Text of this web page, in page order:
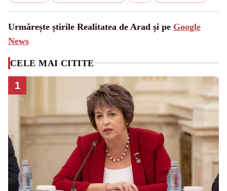
Urmărește știrile Realitatea de Arad și pe Google
News
CELE MAI CITITE
1